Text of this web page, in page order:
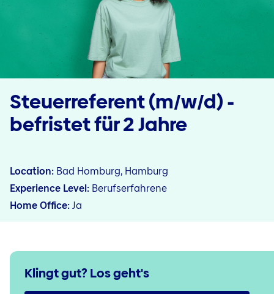
Steuerreferent (m/w/d) -
befristet für 2 Jahre
Location Bad Homburg, Hamburg
Experience Level Berufserfahrene
Home OfficeJa
Klingt gut? Los geht's